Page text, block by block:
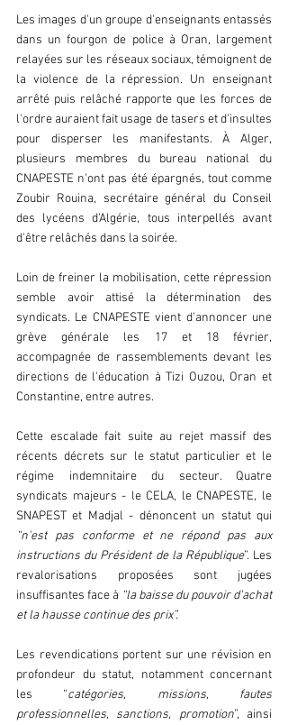
Les images d'un groupe d'enseignants entassés
dans un fourgon de police à Oran, largement
relayées sur les réseaux sociaux, témoignent de
la violence de la répression. Un enseignant
arrêté puis relâché rapporte que les forces de
l'ordre auraient fait usage de tasers et d'insultes
pour disperser les manifestants. À Alger,
plusieurs membres du bureau national du
CNAPESTE n'ont pas été épargnés, tout comme
Zoubir Rouina, secrétaire général du Conseil
des lycéens d'Algérie, tous interpellés avant
d'être relâchés dans la soirée.
Loin de freiner la mobilisation, cette répression
semble avoir attisé la détermination des
syndicats. Le CNAPESTE vient d'annoncer une
grève générale les 17 et 18 février,
accompagnée de rassemblements devant les
directions de l'éducation à Tizi Ouzou, Oran et
Constantine, entre autres.
Cette escalade fait suite au rejet massif des
récents décrets sur le statut particulier et le
régime indemnitaire du secteur. Quatre
syndicats majeurs - le CELA, le CNAPESTE, le
“n'est pas conforme et ne répond pas aux
instructions du Président de la République”. Les
revalorisations proposées sont jugées
insuffisantes face à “la baisse du pouvoir d'achat
et la hausse continue des prix”.
Les revendications portent sur une révision en
profondeur du statut, notamment concernant
les “catégories, missions, fautes
professionnelles, sanctions, promotion”, ainsi